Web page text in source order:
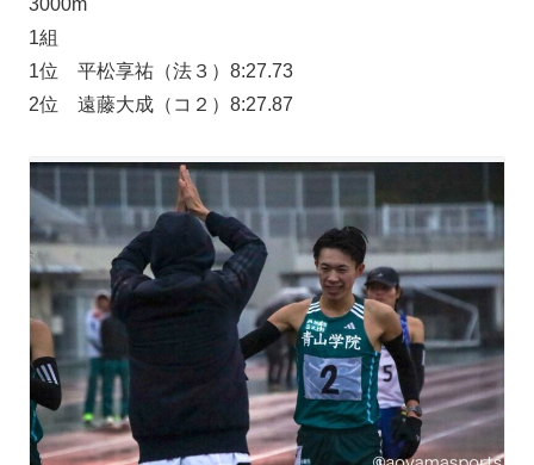
3000m
1組
1位 平松享祐（法３）8:27.73
2位 遠藤大成（コ２）8:27.87